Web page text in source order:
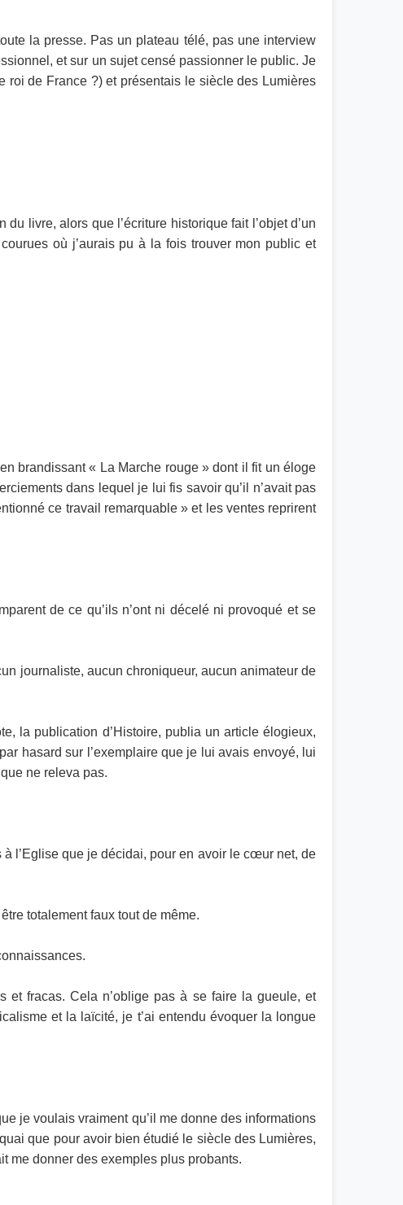
la presse. Pas un plateau télé, pas une interview
et sur un sujet censé passionner le public. Je
roi de France ?) et présentais le siècle des Lumières
livre, alors que l’écriture historique fait l’objet d’un
où j’aurais pu à la fois trouver mon public et
brandissant « La Marche rouge » dont il fit un éloge
dans lequel je lui fis savoir qu’il n’avait pas
ce travail remarquable » et les ventes reprirent
de ce qu’ils n’ont ni décelé ni provoqué et se
journaliste, aucun chroniqueur, aucun animateur de
la publication d’Histoire, publia un article élogieux,
hasard sur l’exemplaire que je lui avais envoyé, lui
ne releva pas.
l’Eglise que je décidai, pour en avoir le cœur net, de
totalement faux tout de même.
et fracas. Cela n’oblige pas à se faire la gueule, et
et la laïcité, je t’ai entendu évoquer la longue
je voulais vraiment qu’il me donne des informations
que pour avoir bien étudié le siècle des Lumières,
me donner des exemples plus probants.